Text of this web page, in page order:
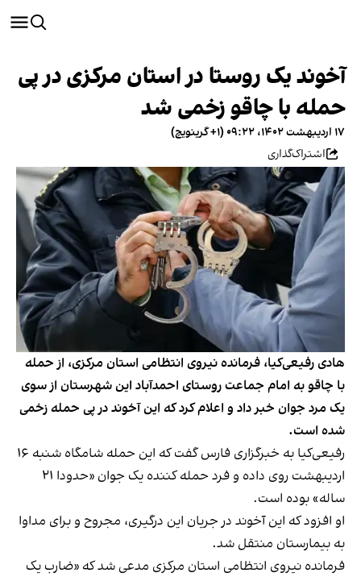
آخوند یک روستا در استان مرکزی در پی
حمله با چاقو زخمی شد
۱۷ اردیبهشت ۱۴۰۲، ۰۹:۲۲ (‎+۱ گرینویچ)
اشتراک‌گذاری
هادی رفیعی‌کیا، فرمانده نیروی انتظامی استان مرکزی، از حمله
با چاقو به امام جماعت روستای احمدآباد این شهرستان از سوی
یک مرد جوان خبر داد و اعلام کرد که این آخوند در پی حمله زخمی
شده است.
رفیعی‌کیا به خبرگزاری فارس گفت که این حمله شامگاه شنبه ۱۶
اردیبهشت روی داده و فرد حمله کننده یک جوان «حدودا ۲۱
ساله» بوده است.
او افزود که این آخوند در جریان این درگیری، مجروح و برای مداوا
به بیمارستان منتقل شد.
فرمانده نیروی انتظامی استان مرکزی مدعی شد که «ضارب یک